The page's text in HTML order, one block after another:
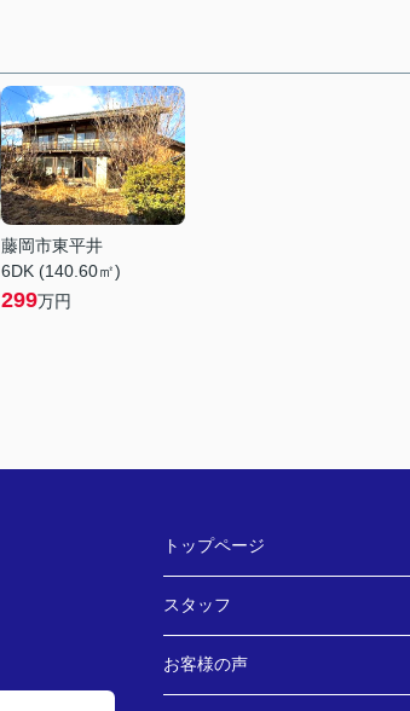
藤岡市東平井
6DK (140.60㎡)
299万円
トップページ
スタッフ
お客様の声